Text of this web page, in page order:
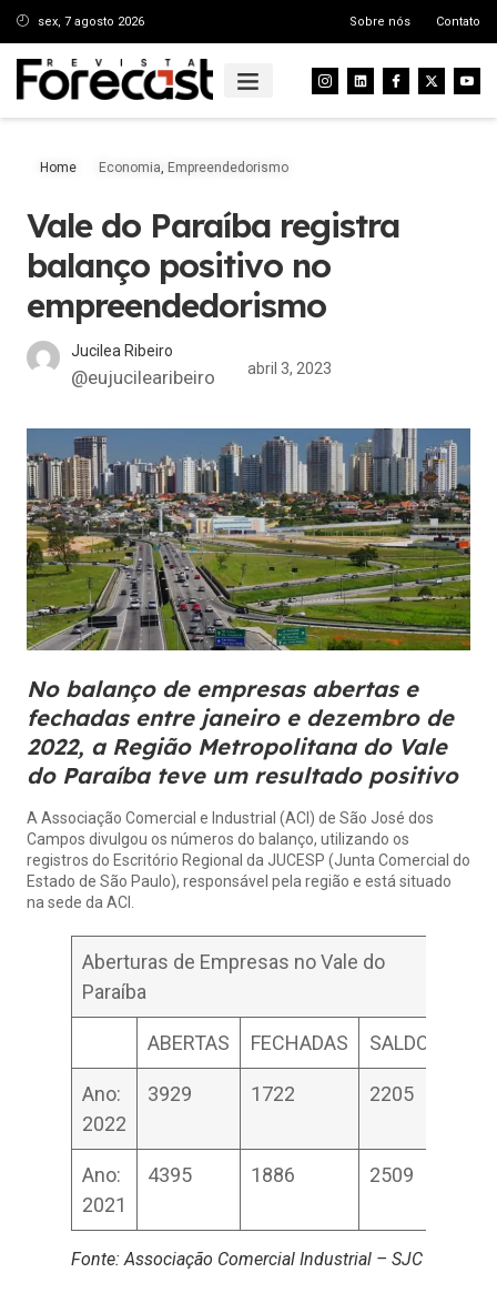
sex, 7 agosto 2026 Sobre nós Contato
Home Economia, Empreendedorismo
Vale do Paraíba registra
balanço positivo no
empreendedorismo
Jucilea Ribeiro
@eujucilearibeiro abril 3, 2023
No balanço de empresas abertas e
fechadas entre janeiro e dezembro de
2022, a Região Metropolitana do Vale
do Paraíba teve um resultado positivo
A Associação Comercial e Industrial (ACI) de São José dos
Campos divulgou os números do balanço, utilizando os
registros do Escritório Regional da JUCESP (Junta Comercial do
Estado de São Paulo), responsável pela região e está situado
na sede da ACI.
Aberturas de Empresas no Vale do
Paraíba
ABERTAS FECHADAS SALDO
Ano:
2022
3929 1722 2205
Ano:
2021
4395 1886 2509
Fonte: Associação Comercial Industrial – SJC